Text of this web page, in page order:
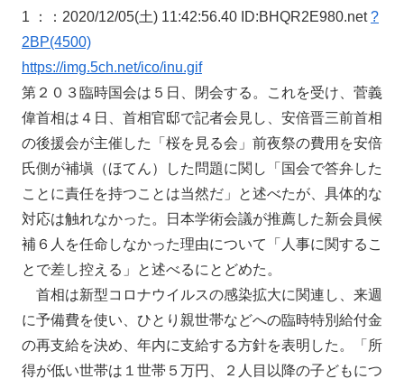
1 ： ：2020/12/05(土) 11:42:56.40 ID:BHQR2E980.net?
2BP(4500)
https://img.5ch.net/ico/inu.gif
第２０３臨時国会は５日、閉会する。これを受け、菅義
偉首相は４日、首相官邸で記者会見し、安倍晋三前首相
の後援会が主催した「桜を見る会」前夜祭の費用を安倍
氏側が補塡（ほてん）した問題に関し「国会で答弁した
ことに責任を持つことは当然だ」と述べたが、具体的な
対応は触れなかった。日本学術会議が推薦した新会員候
補６人を任命しなかった理由について「人事に関するこ
とで差し控える」と述べるにとどめた。
首相は新型コロナウイルスの感染拡大に関連し、来週
に予備費を使い、ひとり親世帯などへの臨時特別給付金
の再支給を決め、年内に支給する方針を表明した。「所
得が低い世帯は１世帯５万円、２人目以降の子どもにつ